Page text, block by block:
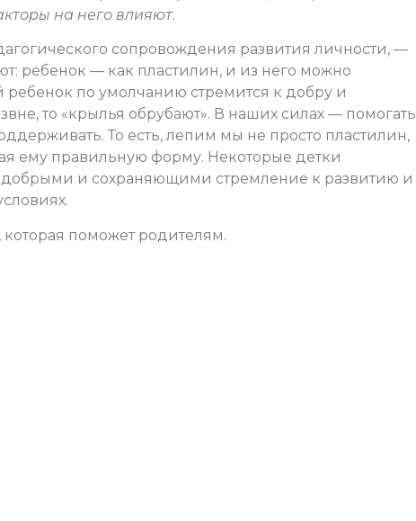
на него влияют.
сопровождения развития личности, —
ребенок — как пластилин, и из него можно
ребенок по умолчанию стремится к добру и
то «крылья обрубают». В наших силах — помогать
То есть, лепим мы не просто пластилин,
ему правильную форму. Некоторые детки
добрыми и сохраняющими стремление к развитию и
поможет родителям.